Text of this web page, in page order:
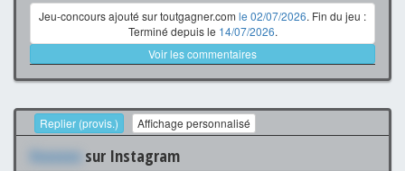
Jeu-concours ajouté sur toutgagner.com le 02/07/2026. Fin du jeu :
Terminé depuis le 14/07/2026.
Voir les commentaires
Replier (provis.) Affichage personnalisé
Xxxxxxx sur Instagram